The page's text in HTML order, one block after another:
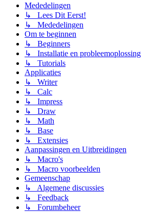
Mededelingen
↳ Lees Dit Eerst!
↳ Mededelingen
Om te beginnen
↳ Beginners
↳ Installatie en probleemoplossing
↳ Tutorials
Applicaties
↳ Writer
↳ Calc
↳ Impress
↳ Draw
↳ Math
↳ Base
↳ Extensies
Aanpassingen en Uitbreidingen
↳ Macro's
↳ Macro voorbeelden
Gemeenschap
↳ Algemene discussies
↳ Feedback
↳ Forumbeheer